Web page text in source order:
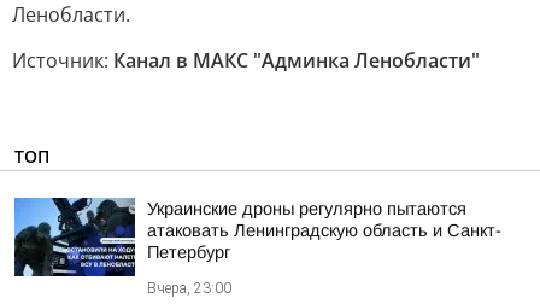
Ленобласти.
Источник: Канал в МАКС "Админка Ленобласти"
ТОП
Украинские дроны регулярно пытаются
атаковать Ленинградскую область и Санкт-
Петербург
Вчера, 23:00